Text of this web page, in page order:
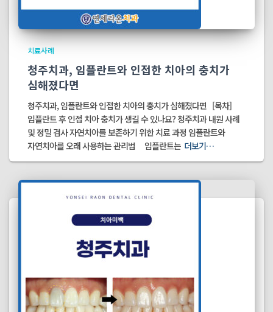
치료사례
청주치과, 임플란트와 인접한 치아의 충치가
심해졌다면
청주치과, 임플란트와 인접한 치아의 충치가 심해졌다면 [목차]
임플란트 후 인접 치아 충치가 생길 수 있나요? 청주치과 내원 사례
및 정밀 검사 자연치아를 보존하기 위한 치료 과정 임플란트와
자연치아를 오래 사용하는 관리법 임플란트는 더보기…